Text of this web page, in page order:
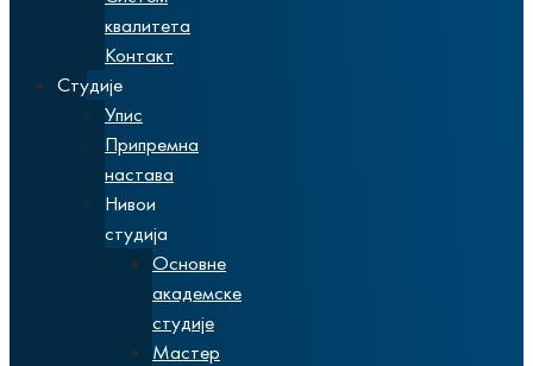
квалитета
Контакт
Студије
Упис
Припремна
настава
Нивои
студија
Основне
академске
студије
Мастер